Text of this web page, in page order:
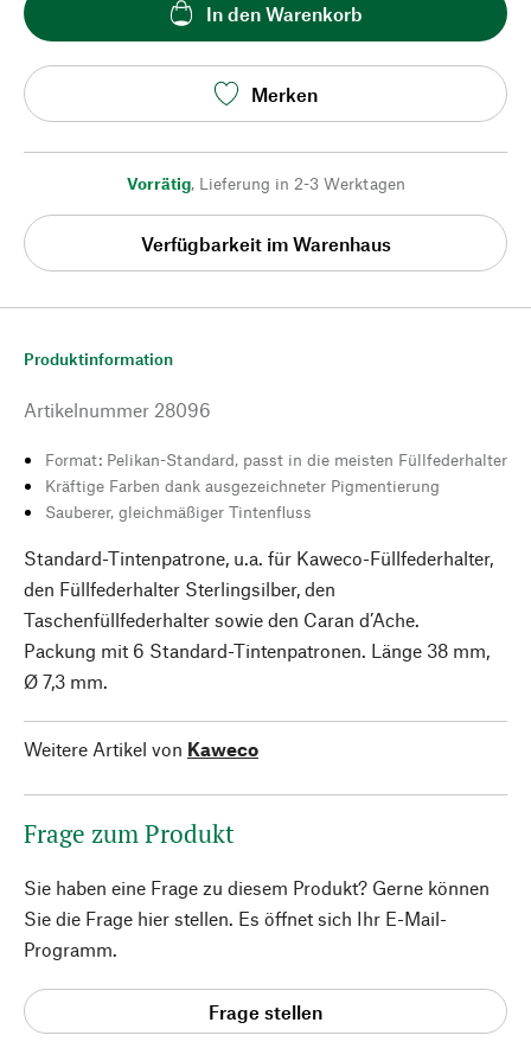
In den Warenkorb
Merken
Vorrätig, Lieferung in 2-3 Werktagen
Verfügbarkeit im Warenhaus
Produktinformation
Artikelnummer 28096
Format: Pelikan-Standard, passt in die meisten Füllfederhalter
Kräftige Farben dank ausgezeichneter Pigmentierung
Sauberer, gleichmäßiger Tintenfluss
Standard-Tintenpatrone, u.a. für Kaweco-Füllfederhalter,
den Füllfederhalter Sterlingsilber, den
Taschenfüllfederhalter sowie den Caran d’Ache.
Packung mit 6 Standard-Tintenpatronen. Länge 38 mm,
Ø 7,3 mm.
Weitere Artikel von Kaweco
Frage zum Produkt
Sie haben eine Frage zu diesem Produkt? Gerne können
Sie die Frage hier stellen. Es öffnet sich Ihr E-Mail-
Programm.
Frage stellen